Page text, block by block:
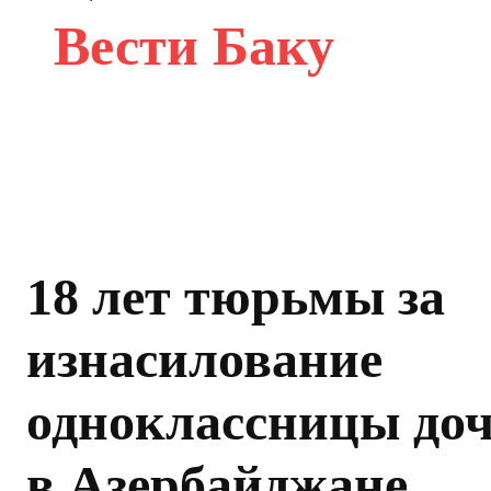
Вести Баку
18 лет тюрьмы за
изнасилование
одноклассницы